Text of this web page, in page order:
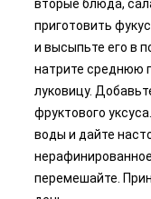
вторые блюда,
приготовить
и высыпьте его в
натрите среднюю
луковицу.
фруктового
воды и дайте
перемешайте.